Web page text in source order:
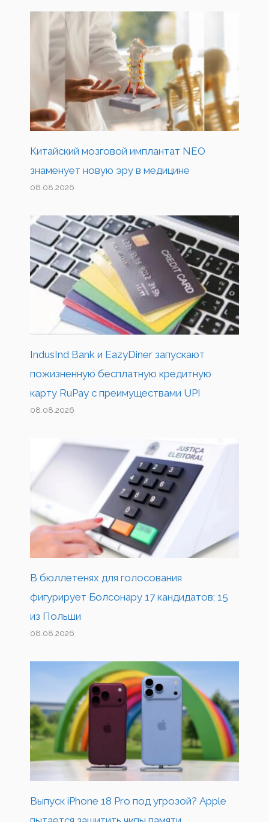
Китайский мозговой имплантат NEO
знаменует новую эру в медицине
08.08.2026
IndusInd Bank и EazyDiner запускают
пожизненную бесплатную кредитную
карту RuPay с преимуществами UPI
08.08.2026
В бюллетенях для голосования
фигурирует Болсонару 17 кандидатов; 15
из Польши
08.08.2026
Выпуск iPhone 18 Pro под угрозой? Apple